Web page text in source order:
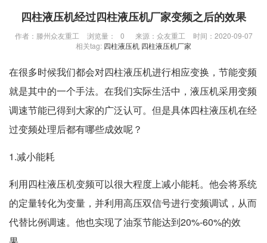
四柱液压机经过四柱液压机厂家变频之后的效果
作者：滕州众友重工 浏览量： 0 来源：众友重工
时间：2020-09-07
相关tag: 四柱液压机 四柱液压机厂家
在很多时候我们都会对四柱液压机进行相应变换，节能变频
就是其中的一个手法。在我们实际生活中，液压机采用变频
调速节能已得到大家的广泛认可。但是具体四柱液压机在经
过变频处理后都有哪些成效呢？
1.减小能耗
利用四柱液压机变频可以很大程度上减小能耗。他会将系统
的定量转化为变量，并利用高压双信号进行变频调试，从而
代替比例调速。他也实现了油泵节能达到20%-60%的效